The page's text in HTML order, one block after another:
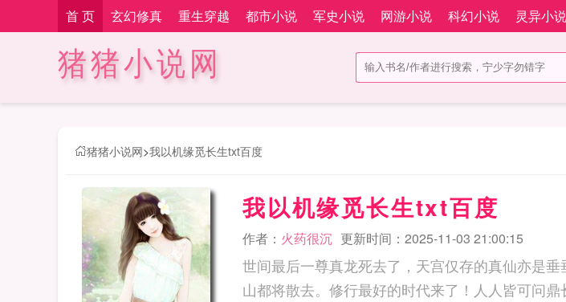
首 页 玄幻修真 重生穿越 都市小说 军史小说 网游小说 科幻小说 灵异小说
猪猪小说网
猪猪小说网>我以机缘觅长生txt百度
我以机缘觅长生txt百度
作者： 火药很沉 更新时间：2025-11-03 21:00:15
世间最后一尊真龙死去了，天宫仅存的真仙亦是
山都将散去。修行最好的时代来了！人人皆可问